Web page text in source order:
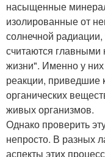
насыщенные
изолированные от
солнечной
считаются главными
жизни". Именно у них
реакции, приведшие
органических
живых организмов.
Однако проверить
непросто. В разных
аспекты этих